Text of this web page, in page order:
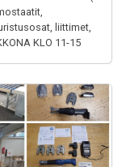
liittimet,
KLO 11-15